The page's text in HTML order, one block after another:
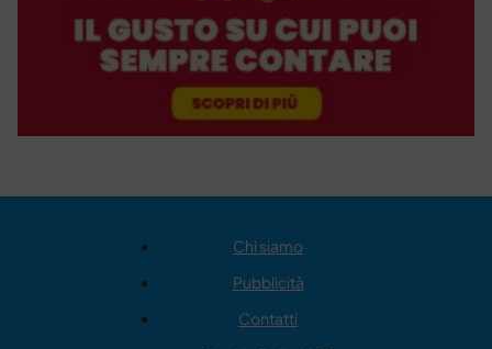
Chi siamo
Pubblicità
Contatti